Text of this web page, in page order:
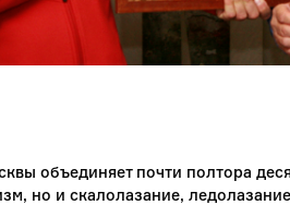
объединяет почти полтора
но и скалолазание,